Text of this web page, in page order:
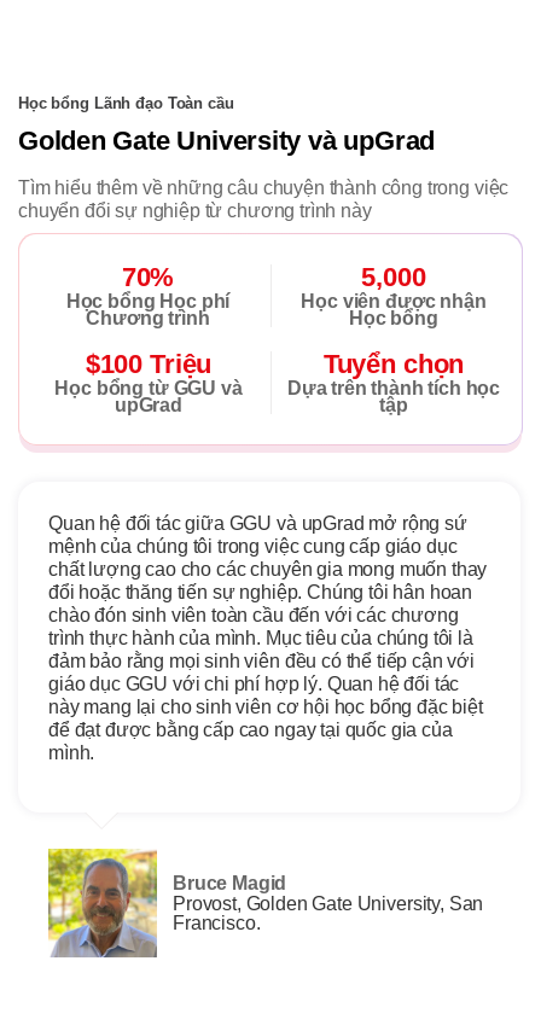
Học bổng Lãnh đạo Toàn cầu
Golden Gate University và upGrad
Tìm hiểu thêm về những câu chuyện thành công trong việc
chuyển đổi sự nghiệp từ chương trình này
70%
Học bổng Học phí
Chương trình
5,000
Học viên được nhận
Học bổng
$100 Triệu
Học bổng từ GGU và
upGrad
Tuyển chọn
Dựa trên thành tích học
tập
Quan hệ đối tác giữa GGU và upGrad mở rộng sứ
mệnh của chúng tôi trong việc cung cấp giáo dục
chất lượng cao cho các chuyên gia mong muốn thay
đổi hoặc thăng tiến sự nghiệp. Chúng tôi hân hoan
chào đón sinh viên toàn cầu đến với các chương
trình thực hành của mình. Mục tiêu của chúng tôi là
đảm bảo rằng mọi sinh viên đều có thể tiếp cận với
giáo dục GGU với chi phí hợp lý. Quan hệ đối tác
này mang lại cho sinh viên cơ hội học bổng đặc biệt
để đạt được bằng cấp cao ngay tại quốc gia của
mình.
Bruce Magid
Provost, Golden Gate University, San
Francisco.